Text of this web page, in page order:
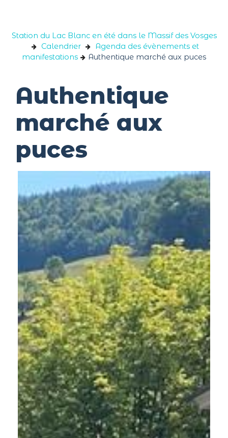
Station du Lac Blanc en été dans le Massif des Vosges
Calendrier
Agenda des évènements et
manifestations
Authentique marché aux puces
Authentique
marché aux
puces